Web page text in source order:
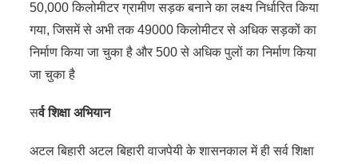
50,000 किलोमीटर ग्रामीण सड़क बनाने का लक्ष्य निर्धारित किया
गया, जिसमें से अभी तक 49000 किलोमीटर से अधिक सड़कों का
निर्माण किया जा चुका है और 500 से अधिक पुलों का निर्माण किया
जा चुका है
सर्व शिक्षा अभियान
अटल बिहारी अटल बिहारी वाजपेयी के शासनकाल में ही सर्व शिक्षा